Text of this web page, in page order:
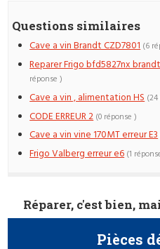
Questions similaires
Cave a vin Brandt CZD7801 (6
Reparer Frigo bfd5827nx
réponse )
Cave a vin , alimentation HS
CODE ERREUR 2 (0 réponse )
Cave a vin vine 170MT erreur E3
Frigo Valberg erreur e6 (1
Réparer, c'est bien,
Pièces